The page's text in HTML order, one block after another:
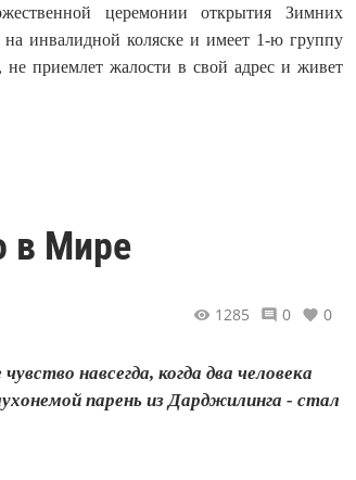
церемонии открытия Зимних
инвалидной коляске и имеет 1-ю группу
приемлет жалости в свой адрес и живет
в Мире
1285 0 0
навсегда, когда два человека
парень из Дарджилинга - стал